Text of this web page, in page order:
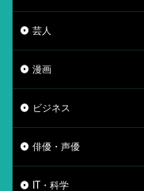
芸人
漫画
ビジネス
俳優・声優
IT・科学